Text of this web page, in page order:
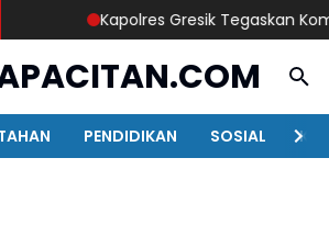
Kapolres Gresik Tegaskan
PENDIDIKAN SOSIAL